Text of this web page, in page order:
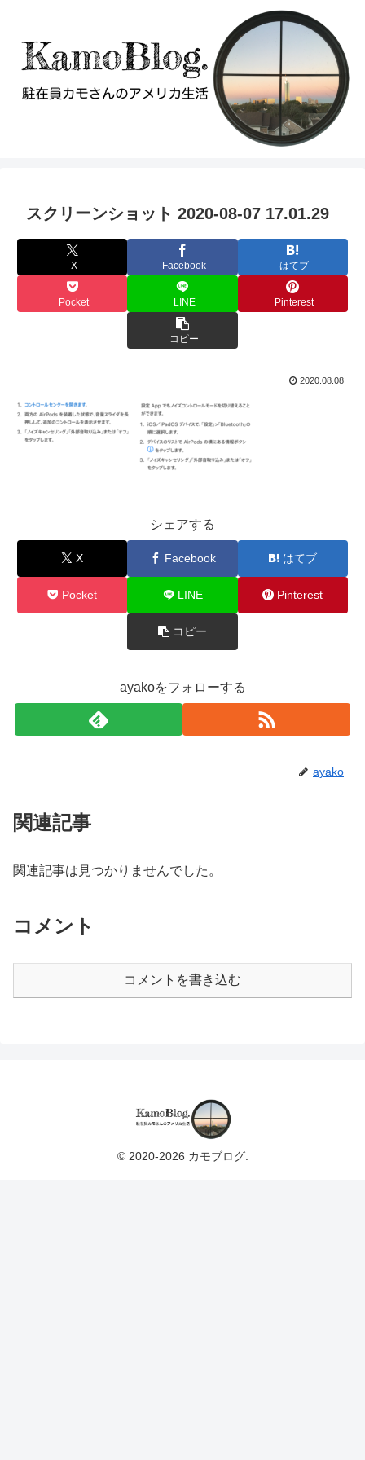
スクリーンショット 2020-08-07 17.01.29
X Facebook はてブ
Pocket LINE Pinterest
コピー
2020.08.08
シェアする
X Facebook はてブ
Pocket LINE Pinterest
コピー
ayakoをフォローする
ayako
関連記事
関連記事は見つかりませんでした。
コメント
コメントを書き込む
© 2020-2026 カモブログ.